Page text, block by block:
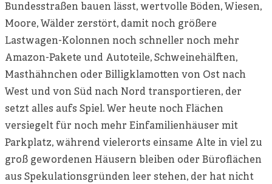
Bundesstraßen bauen lässt, wertvolle Böden, Wiesen,
Moore, Wälder zerstört, damit noch größere
Lastwagen-Kolonnen noch schneller noch mehr
Amazon-Pakete und Autoteile, Schweinehälften,
Masthähnchen oder Billigklamotten von Ost nach
West und von Süd nach Nord transportieren, der
setzt alles aufs Spiel. Wer heute noch Flächen
versiegelt für noch mehr Einfamilienhäuser mit
Parkplatz, während vielerorts einsame Alte in viel zu
groß gewordenen Häusern bleiben oder Büroflächen
aus Spekulationsgründen leer stehen, der hat nicht